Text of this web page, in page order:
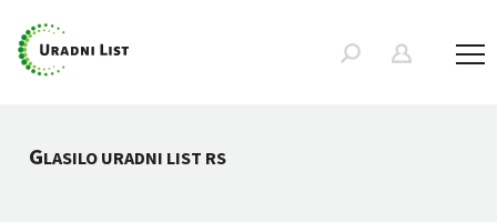
GLASILO URADNI LIST RS